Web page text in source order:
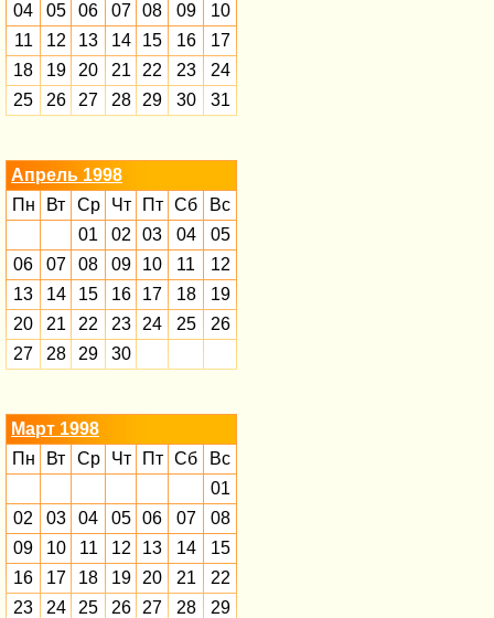
04
05 06 07 08 09
10
11
12 13 14 15 16
17
18
19 20 21 22 23
24
25
26 27 28 29 30 31
Апрель 1998
Пн
Вт Ср Чт Пт Сб
Вс
01
02 03 04
05
06
07 08 09 10 11
12
13
14 15 16 17 18
19
20
21 22 23 24 25
26
27
28 29 30
Март 1998
Пн
Вт Ср Чт Пт Сб
Вс
01
02
03 04 05 06 07
08
09
10 11 12 13 14
15
16
17 18 19 20 21
22
23
24 25 26 27 28
29